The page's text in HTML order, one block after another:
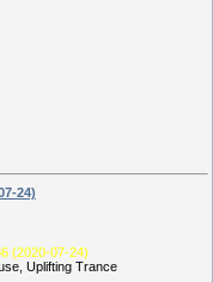
24)
(2020-07-24)
Uplifting Trance